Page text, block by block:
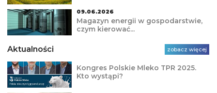
09.06.2026
Magazyn energii w gospodarstwie,
czym kierować...
Aktualności zobacz więcej
Kongres Polskie Mleko TPR 2025.
Kto wystąpi?